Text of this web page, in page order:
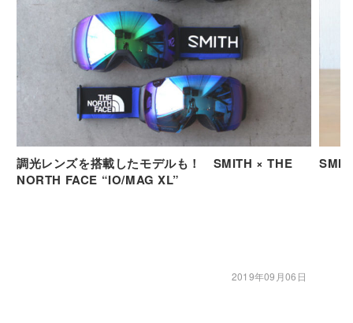
調光レンズを搭載したモデルも！ SMITH × THE
NORTH FACE “IO/MAG XL”
2019年09月06日